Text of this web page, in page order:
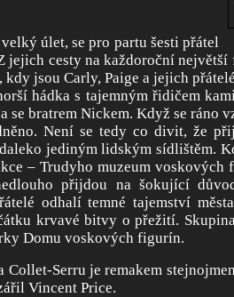
úlet, se pro partu šesti přátel
jejich cesty na každoroční
jsou Carly, Paige a jejich
hádka s tajemným řidičem
se bratrem Nickem. Když se ráno
Není se tedy co divit, že
jediným lidským sídlištěm.
– Trudyho muzeum voskových
přijdou na šokující
odhalí temné tajemství
krvavé bitvy o přežití.
Domu voskových figurín.
Serru je remakem
Vincent Price.